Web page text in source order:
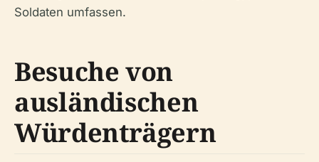
Soldaten umfassen.
Besuche von
ausländischen
Würdenträgern